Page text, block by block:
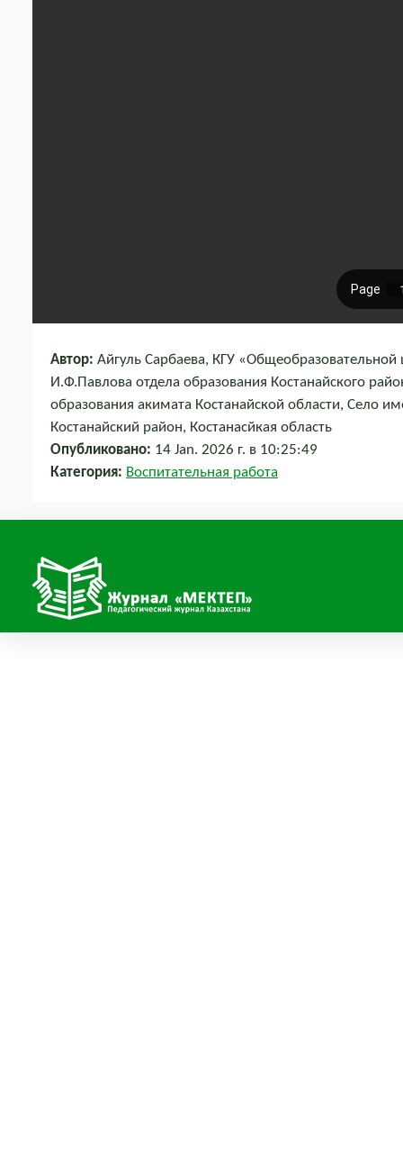
Автор: Айгуль Сарбаева, КГУ
И.Ф.Павлова отдела образования Костанайского
образования акимата Костанайской области, Село
Костанайский район, Костанасйкая область
Опубликовано: 14 Jan. 2026 г. в 10:25:49
Категория: Воспитательная работа